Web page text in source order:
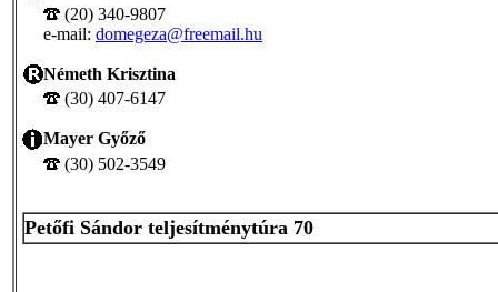
(20) 340-9807
e-mail: domegeza@freemail.hu
Németh Krisztina
(30) 407-6147
Mayer Győző
(30) 502-3549
Petőfi Sándor teljesítménytúra 70